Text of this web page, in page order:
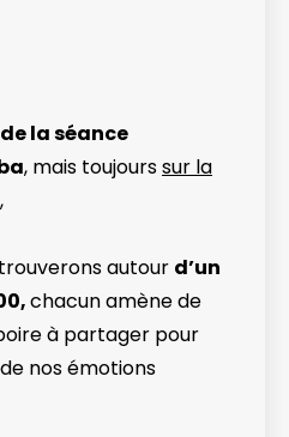
la séance
, mais toujourssur la
autour d’un
chacun amène de
à partager pour
nos émotions